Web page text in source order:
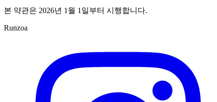
본 약관은 2026년 1월 1일부터 시행합니다.
Runzoa